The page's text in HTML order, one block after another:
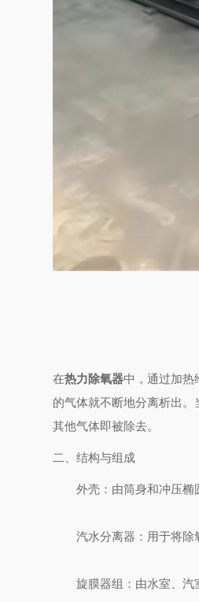
在热力除氧器中，通过加热
的气体就不断地分离析出
其他气体即被除去。
二、结构与组成
外壳 ：由筒身和冲压
汽水分离器 ：用于将
旋膜器组 ：由水室、